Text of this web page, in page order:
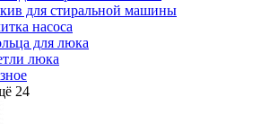
для стиральной машины
насоса
для люка
люка
24